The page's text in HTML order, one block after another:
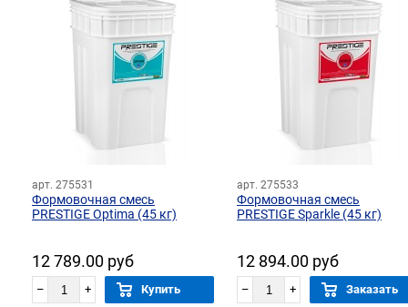
арт. 275531
Формовочная смесь
PRESTIGE Optima (45 кг)
12 789.00 руб
– + Купить
арт. 275533
Формовочная смесь
PRESTIGE Sparkle (45 кг)
12 894.00 руб
– + Заказать